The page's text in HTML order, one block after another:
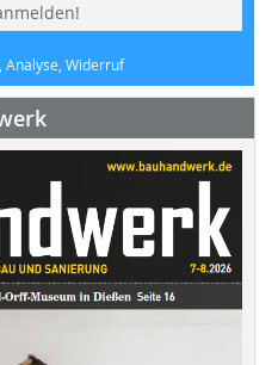
Analyse, Widerruf